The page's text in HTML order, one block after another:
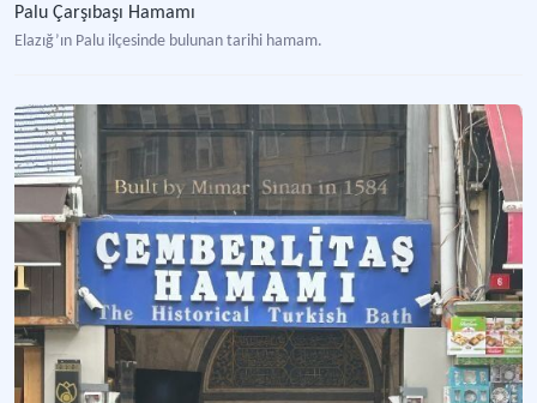
Palu Çarşıbaşı Hamamı
Elazığ’ın Palu ilçesinde bulunan tarihi hamam.
Gaziantep Hamam Müzesi
Tematik müze.
Hamam
Özel bir tasarım ve düzenle suyun ısıtılmasıyla sıcak suyu sağlanan ve soğuk
Hürrem Sultan Hamamı
İstanbul Sultanahmet’te Kanuni Sultan Süleyman’ın eşi Hürrem Sultan
II. Bayezid Türk Hamam Kültürü Müzesi